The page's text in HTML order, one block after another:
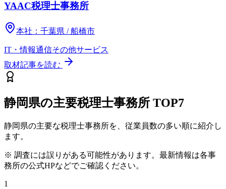
YAAC税理士事務所
本社： 千葉県 / 船橋市
IT・情報通信その他サービス
取材記事を読む
静岡県の主要税理士事務所 TOP7
静岡県の主要な税理士事務所を、従業員数の多い順に紹介し
ます。
※ 調査には誤りがある可能性があります。最新情報は各事
務所の公式HPなどでご確認ください。
1